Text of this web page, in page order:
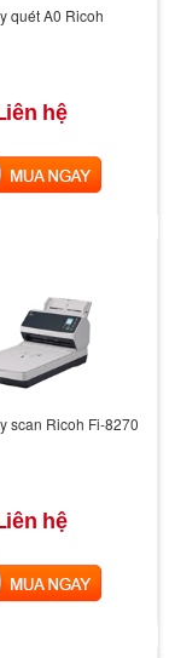
quét A0 Ricoh
hệ
NGAY
scan Ricoh Fi-8270
hệ
NGAY